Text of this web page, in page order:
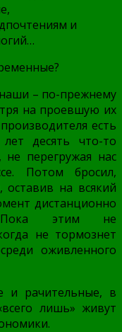
и
– по-прежнему
на проевшую их
есть
десять что-то
перегружая нас
Потом бросил,
на всякий
дистанционно
Пока этим не
не тормознет
оживленного
и рачительные, в
лишь» живут